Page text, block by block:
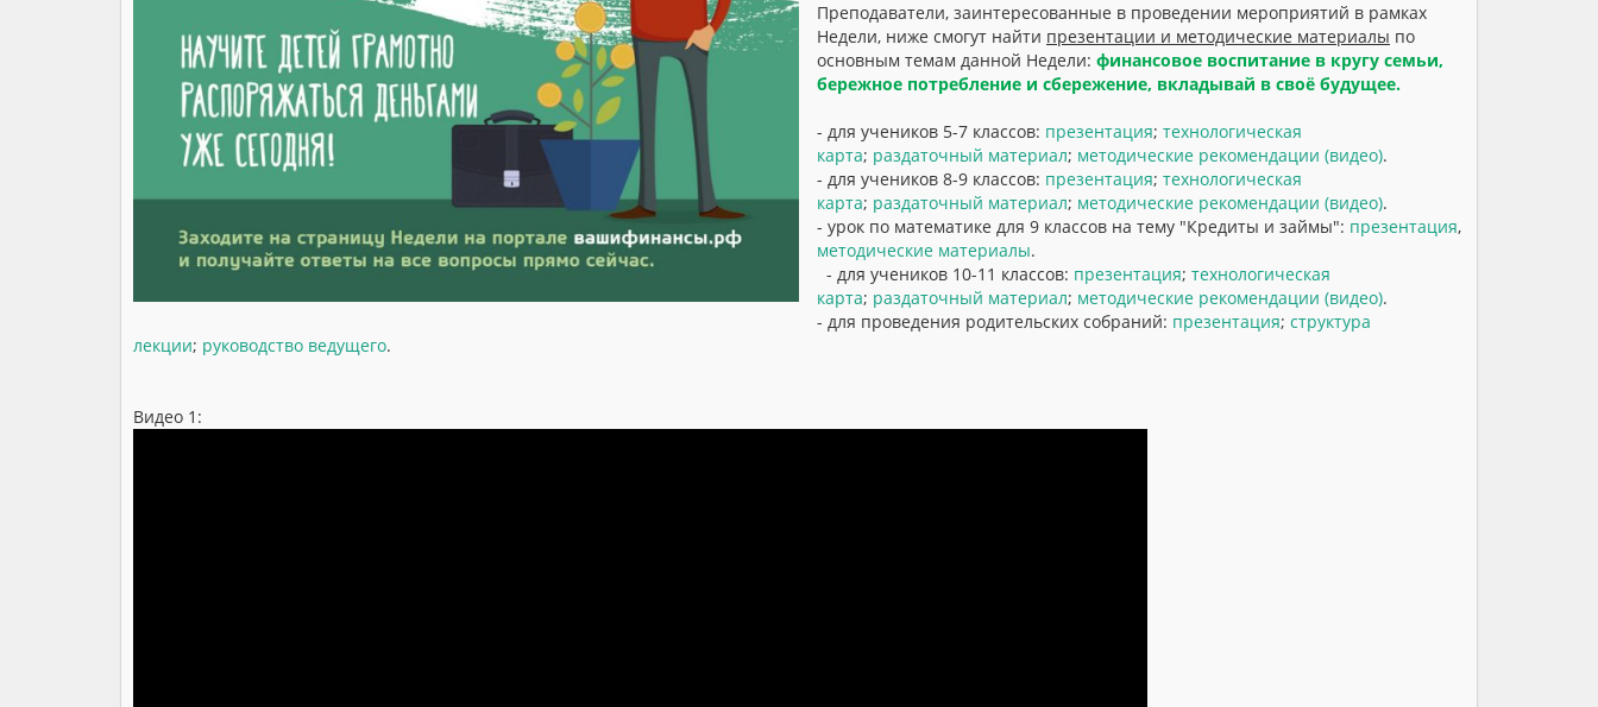
Преподаватели, заинтересованные в проведении мероприятий в рамках
Недели, ниже смогут найти презентации и методические материалы по
основным темам данной Недели: финансовое воспитание в кругу семьи,
бережное потребление и сбережение, вкладывай в своё будущее.
- для учеников 5-7 классов: презентация; технологическая
карта; раздаточный материал; методические рекомендации (видео).
- для учеников 8-9 классов: презентация; технологическая
карта; раздаточный материал; методические рекомендации (видео).
- урок по математике для 9 классов на тему "Кредиты и займы": презентация,
методические материалы.
- для учеников 10-11 классов: презентация; технологическая
карта; раздаточный материал; методические рекомендации (видео).
- для проведения родительских собраний: презентация; структура
лекции; руководство ведущего.
Видео 1: